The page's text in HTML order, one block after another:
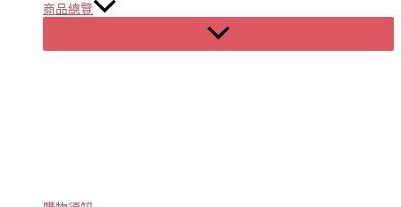
商品總覽
Menu
Toggle